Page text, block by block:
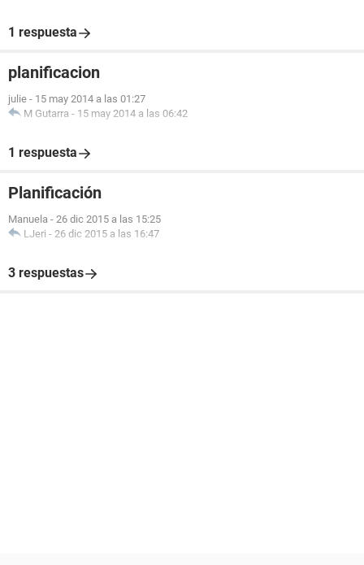
1 respuesta
planificacion
julie - 15 may 2014 a las 01:27
M Gutarra - 15 may 2014 a las 06:42
1 respuesta
Planificación
Manuela - 26 dic 2015 a las 15:25
LJeri - 26 dic 2015 a las 16:47
3 respuestas